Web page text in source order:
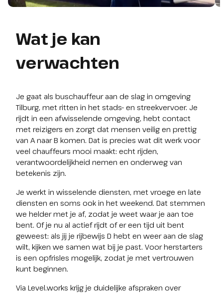
Wat je kan
verwachten
Je gaat als buschauffeur aan de slag in omgeving
Tilburg, met ritten in het stads- en streekvervoer. Je
rijdt in een afwisselende omgeving, hebt contact
met reizigers en zorgt dat mensen veilig en prettig
van A naar B komen. Dat is precies wat dit werk voor
veel chauffeurs mooi maakt: echt rijden,
verantwoordelijkheid nemen en onderweg van
betekenis zijn.
Je werkt in wisselende diensten, met vroege en late
diensten en soms ook in het weekend. Dat stemmen
we helder met je af, zodat je weet waar je aan toe
bent. Of je nu al actief rijdt of er een tijd uit bent
geweest: als jij je rijbewijs D hebt en weer aan de slag
wilt, kijken we samen wat bij je past. Voor herstarters
is een opfrisles mogelijk, zodat je met vertrouwen
kunt beginnen.
Via Level.works krijg je duidelijke afspraken over